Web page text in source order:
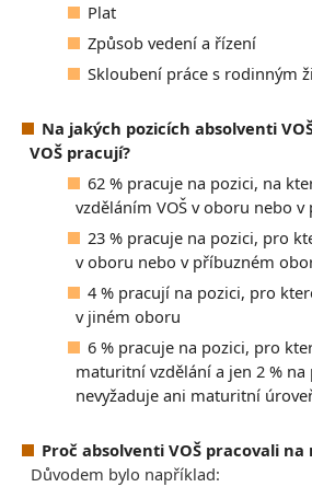
Plat
Způsob vedení a řízení
Skloubení práce s rodinným
Na jakých pozicích absolventi
VOŠ pracují?
62 % pracuje na pozici, na
vzděláním VOŠ v oboru nebo
23 % pracuje na pozici, pro
v oboru nebo v příbuzném
4 % pracují na pozici, pro
v jiném oboru
6 % pracuje na pozici, pro
maturitní vzdělání a jen 2 % na
nevyžaduje ani maturitní
Proč absolventi VOŠ pracovali na
Důvodem bylo například: